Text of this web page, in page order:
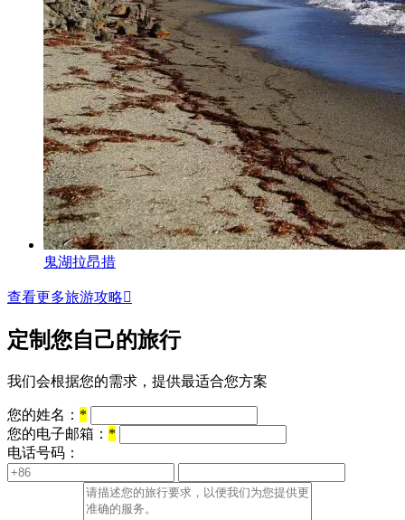
鬼湖拉昂措
查看更多旅游攻略
定制您自己的旅行
我们会根据您的需求，提供最适合您方案
您的姓名： *
您的电子邮箱： *
电话号码：